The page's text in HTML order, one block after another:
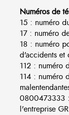
Numéros de
15 : numéro
17 : numéro
18 : numéro
d'accidents et
112 : numéro
114 : numéro
0800473333
l'entreprise